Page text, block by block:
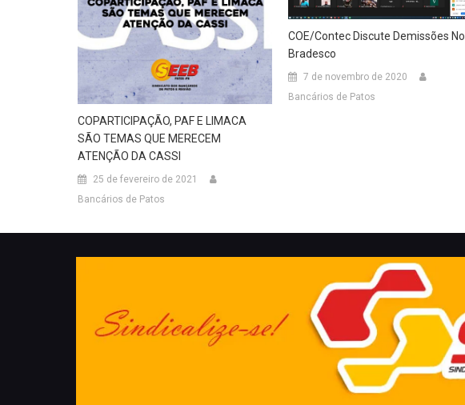
COPARTICIPAÇÃO, PAF E LIMACA
SÃO TEMAS QUE MERECEM
ATENÇÃO DA CASSI
25 de fevereiro de 2021
Bancários de Patos
COE/Contec Discute Demissões No
Bradesco
7 de novembro de 2020
Bancários de Patos